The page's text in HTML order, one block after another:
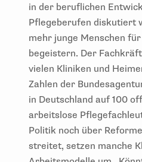
in der beruflichen
Pflegeberufen diskutiert
mehr junge Menschen
begeistern. Der
vielen Kliniken und
Zahlen der
in Deutschland auf 100
arbeitslose
Politik noch über
streitet, setzen manche